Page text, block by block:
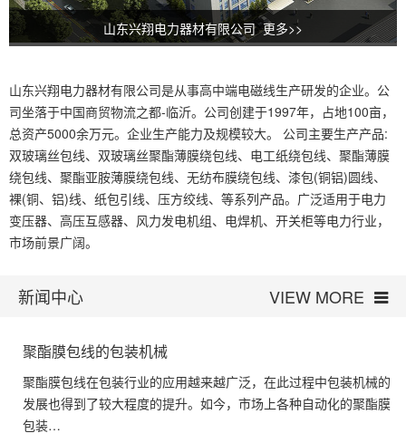
山东兴翔电力器材有限公司 更多>>
山东兴翔电力器材有限公司是从事高中端电磁线生产研发的企业。公
司坐落于中国商贸物流之都-临沂。公司创建于1997年，占地100亩，
总资产5000余万元。企业生产能力及规模较大。 公司主要生产产品:
双玻璃丝包线、双玻璃丝聚酯薄膜绕包线、电工纸绕包线、聚酯薄膜
绕包线、聚酯亚胺薄膜绕包线、无纺布膜绕包线、漆包(铜铝)圆线、
裸(铜、铝)线、纸包引线、压方绞线、等系列产品。广泛适用于电力
变压器、高压互感器、风力发电机组、电焊机、开关柜等电力行业，
市场前景广阔。
新闻中心 VIEW MORE
聚酯膜包线的包装机械
聚酯膜包线在包装行业的应用越来越广泛，在此过程中包装机械的
发展也得到了较大程度的提升。如今，市场上各种自动化的聚酯膜
包装…